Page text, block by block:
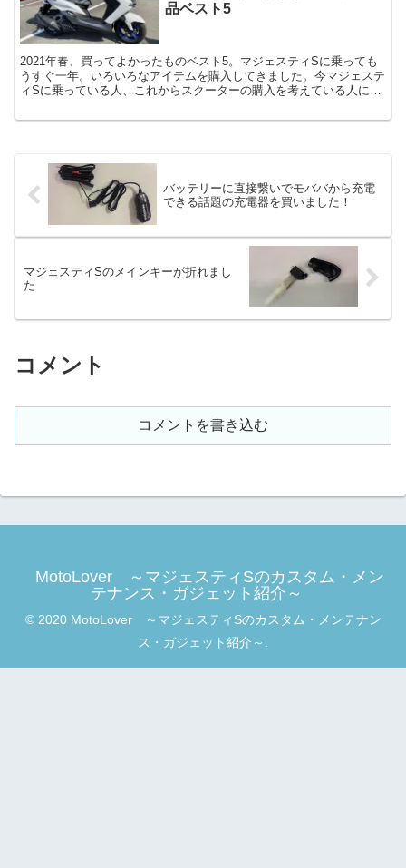
品ベスト5
2021年春、買ってよかったものベスト5。マジェスティSに乗っても
うすぐ一年。いろいろなアイテムを購入してきました。今マジェステ
ィSに乗っている人、これからスクーターの購入を考えている人にお
バッテリーに直接繋いでモババから充電
できる話題の充電器を買いました！
マジェスティSのメインキーが折れまし
た
コメント
コメントを書き込む
MotoLover ～マジェスティSのカスタム・メン
テナンス・ガジェット紹介～
© 2020 MotoLover ～マジェスティSのカスタム・メンテナン
ス・ガジェット紹介～.